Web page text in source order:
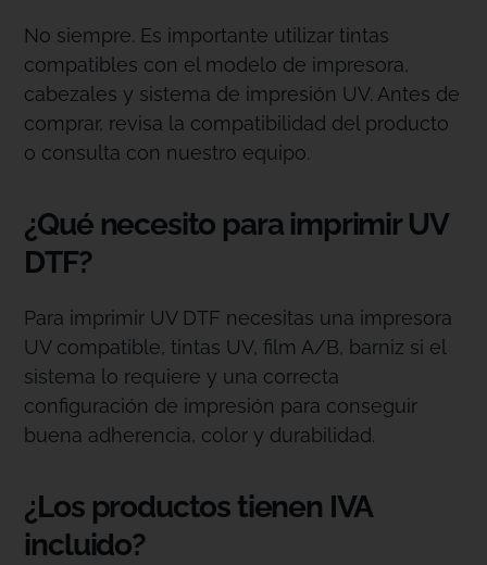
No siempre. Es importante utilizar tintas
compatibles con el modelo de impresora,
cabezales y sistema de impresión UV. Antes de
comprar, revisa la compatibilidad del producto
o consulta con nuestro equipo.
¿Qué necesito para imprimir UV
DTF?
Para imprimir UV DTF necesitas una impresora
UV compatible, tintas UV, film A/B, barniz si el
sistema lo requiere y una correcta
configuración de impresión para conseguir
buena adherencia, color y durabilidad.
¿Los productos tienen IVA
incluido?